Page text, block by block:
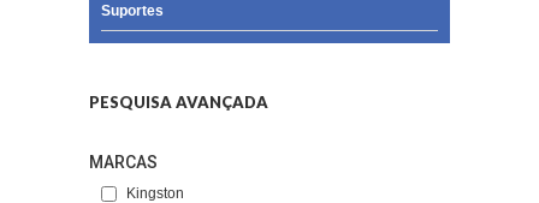
Suportes
PESQUISA AVANÇADA
MARCAS
Kingston